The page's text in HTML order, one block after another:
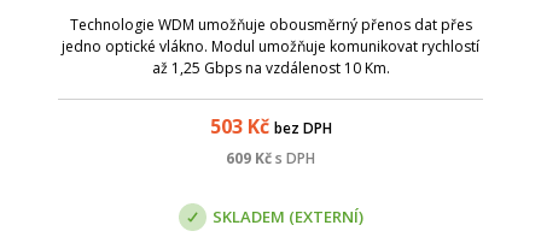
Technologie WDM umožňuje obousměrný přenos dat přes
jedno optické vlákno. Modul umožňuje komunikovat rychlostí
až 1,25 Gbps na vzdálenost 10 Km.
503Kč bez DPH
609 Kčs DPH
SKLADEM (EXTERNÍ)